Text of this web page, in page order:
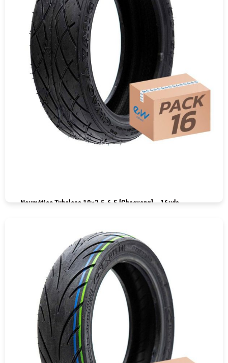
Neumático Tubeless 10×2.5-6.5 [Chaoyang] – 16uds